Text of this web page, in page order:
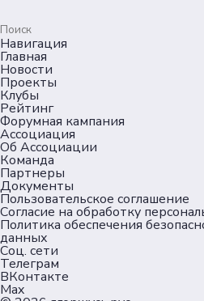
Навигация
Главная
Новости
Проекты
Клубы
Рейтинг
Форумная кампания
Ассоциация
Об Ассоциации
Команда
Партнеры
Документы
Пользовательское соглашение
Согласие на обработку
Политика обеспечения
данных
Соц. сети
Телеграм
ВКонтакте
Max